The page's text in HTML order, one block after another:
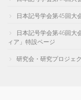
日本記号学会第45回大
日本記号学会第46回大
ィア」特設ページ
研究会・研究プロジェ